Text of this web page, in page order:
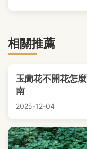
相關推薦
玉蘭花不開花怎
南
2025-12-04